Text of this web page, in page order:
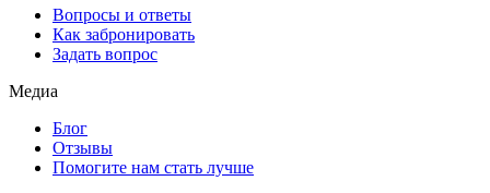
Вопросы и ответы
Как забронировать
Задать вопрос
Медиа
Блог
Отзывы
Помогите нам стать лучше